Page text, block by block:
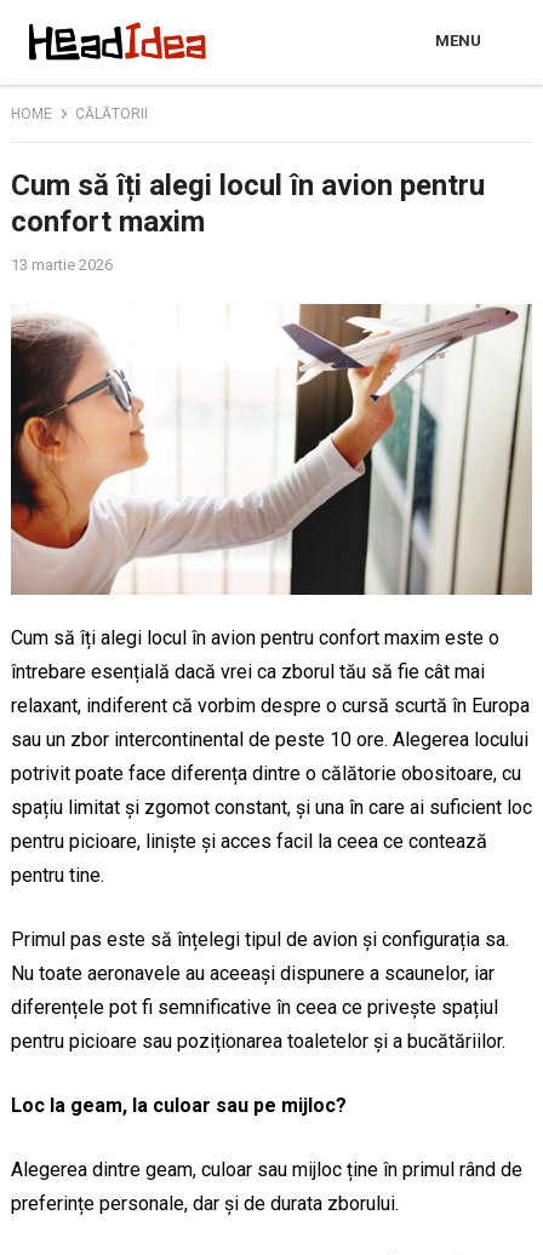
MENU
HOME CĂLĂTORII
Cum să îți alegi locul în avion pentru
confort maxim
13 martie 2026
Cum să îți alegi locul în avion pentru confort maxim este o
întrebare esențială dacă vrei ca zborul tău să fie cât mai
relaxant, indiferent că vorbim despre o cursă scurtă în Europa
sau un zbor intercontinental de peste 10 ore. Alegerea locului
potrivit poate face diferența dintre o călătorie obositoare, cu
spațiu limitat și zgomot constant, și una în care ai suficient loc
pentru picioare, liniște și acces facil la ceea ce contează
pentru tine.
Primul pas este să înțelegi tipul de avion și configurația sa.
Nu toate aeronavele au aceeași dispunere a scaunelor, iar
diferențele pot fi semnificative în ceea ce privește spațiul
pentru picioare sau poziționarea toaletelor și a bucătăriilor.
Loc la geam, la culoar sau pe mijloc?
Alegerea dintre geam, culoar sau mijloc ține în primul rând de
preferințe personale, dar și de durata zborului.